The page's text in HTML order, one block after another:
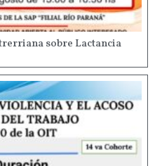
sobre Lactancia